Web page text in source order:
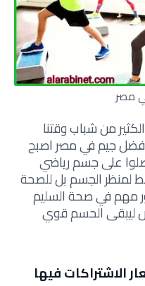
مصر
من شباب وقتنا
جيم في مصر اصبح
على جسم رياضي
لمنظر الجسم بل للصحة
مهم في صحة السليم
ليبقى الحسم قوي
الاشتراكات فيها